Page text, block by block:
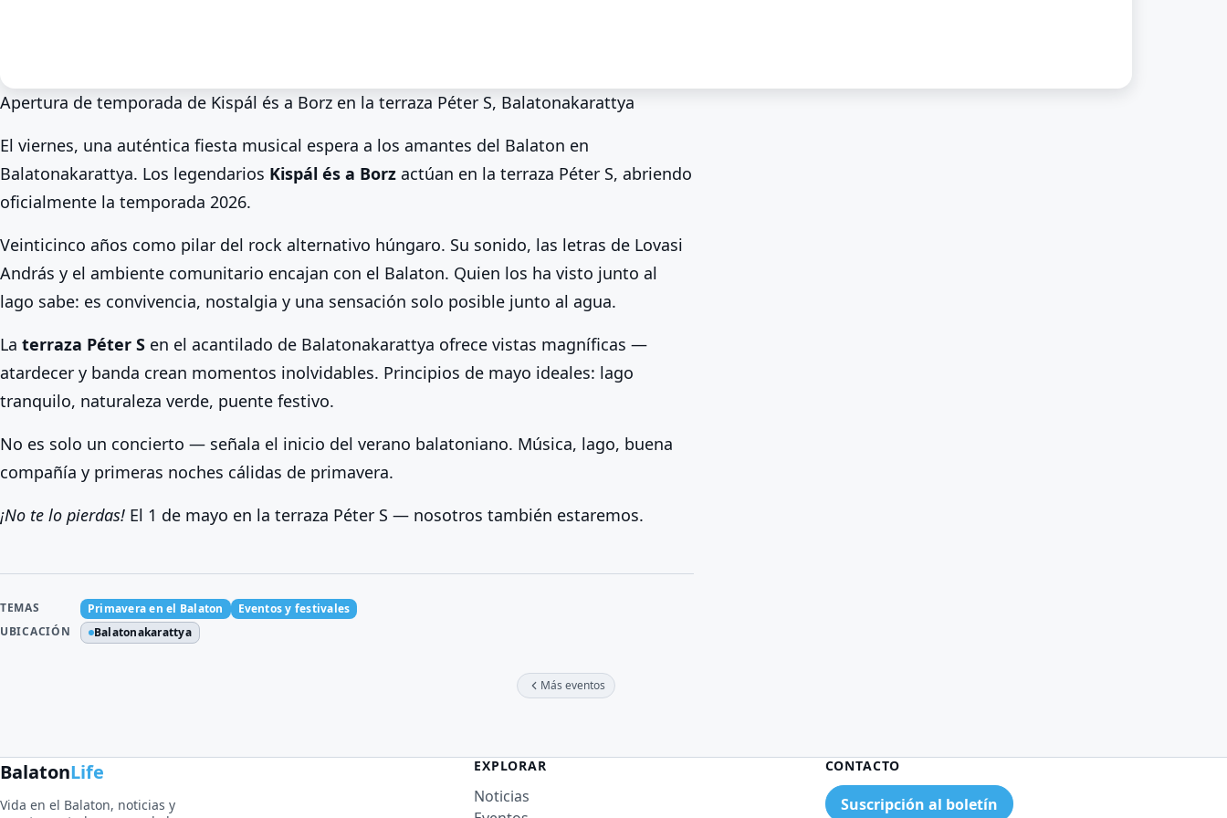
Kispál és a Borz en el Balaton, terraza
Péter S
Apertura de temporada de Kispál és a Borz en la terraza Péter S, Balatonakarattya
El viernes, una auténtica fiesta musical espera a los amantes del Balaton en
Balatonakarattya. Los legendarios Kispál és a Borz actúan en la terraza Péter S, abriendo
oficialmente la temporada 2026.
Veinticinco años como pilar del rock alternativo húngaro. Su sonido, las letras de Lovasi
András y el ambiente comunitario encajan con el Balaton. Quien los ha visto junto al
lago sabe: es convivencia, nostalgia y una sensación solo posible junto al agua.
La terraza Péter S en el acantilado de Balatonakarattya ofrece vistas magníficas —
atardecer y banda crean momentos inolvidables. Principios de mayo ideales: lago
tranquilo, naturaleza verde, puente festivo.
No es solo un concierto — señala el inicio del verano balatoniano. Música, lago, buena
compañía y primeras noches cálidas de primavera.
¡No te lo pierdas! El 1 de mayo en la terraza Péter S — nosotros también estaremos.
TEMAS Primavera en el Balaton
Eventos y festivales
UBICACIÓN
Balatonakarattya
Más eventos
BalatonLife
Vida en el Balaton, noticias y
EXPLORAR
Noticias
CONTACTO
Suscripción al boletín